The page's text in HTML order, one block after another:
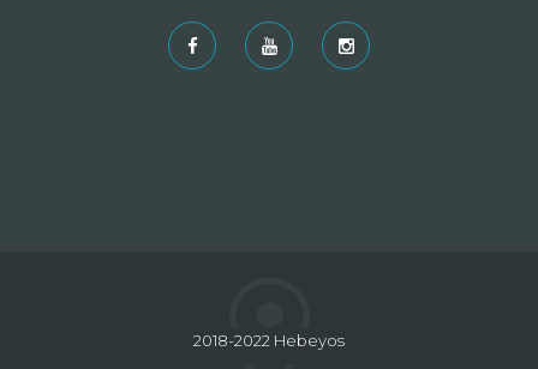
2018-2022 Hebeyos